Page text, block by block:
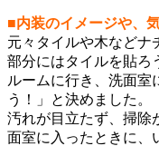
■内装のイメージや、
元々タイルや木などナ
部分にはタイルを貼ろ
ルームに行き、洗面室
う！」と決めました。
汚れが目立たず、掃除
面室に入ったときに、